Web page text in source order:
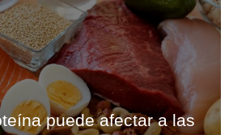
puede afectar a las